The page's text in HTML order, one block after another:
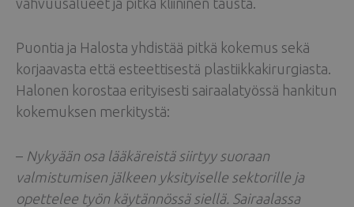
vahvuusalueet ja pitkä kliininen tausta.
Puontia ja Halosta yhdistää pitkä kokemus sekä
korjaavasta että esteettisestä plastiikkakirurgiasta.
Halonen korostaa erityisesti sairaalatyössä hankitun
kokemuksen merkitystä:
– Nykyään osa lääkäreistä siirtyy suoraan
valmistumisen jälkeen yksityiselle sektorille ja
opettelee työn käytännössä siellä. Sairaalassa